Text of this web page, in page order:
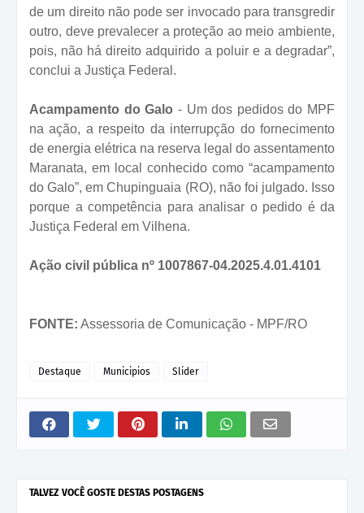
de um direito não pode ser invocado para transgredir
outro, deve prevalecer a proteção ao meio ambiente,
pois, não há direito adquirido a poluir e a degradar”,
conclui a Justiça Federal.
Acampamento do Galo - Um dos pedidos do MPF
na ação, a respeito da interrupção do fornecimento
de energia elétrica na reserva legal do assentamento
Maranata, em local conhecido como “acampamento
do Galo”, em Chupinguaia (RO), não foi julgado. Isso
porque a competência para analisar o pedido é da
Justiça Federal em Vilhena.
Ação civil pública nº 1007867-04.2025.4.01.4101
FONTE: Assessoria de Comunicação - MPF/RO
Destaque Municipios Slider
TALVEZ VOCÊ GOSTE DESTAS POSTAGENS